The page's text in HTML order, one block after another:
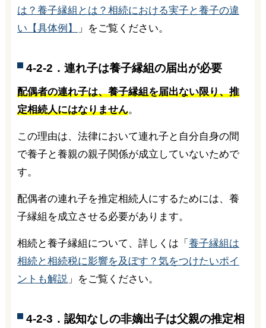
は？養子縁組とは？相続における実子と養子の違
い【具体例】
」をご覧ください。
4-2-2．連れ子は養子縁組の届出が必要
配偶者の連れ子は、養子縁組を届出ない限り、推
定相続人にはなりません。
この理由は、法律において連れ子と自分自身の間
で養子と養親の親子関係が成立していないためで
す。
配偶者の連れ子を推定相続人にするためには、養
子縁組を成立させる必要があります。
相続と養子縁組について、詳しくは「 養子縁組は
相続と相続税に影響を及ぼす？気をつけたいポイ
ントも解説 」をご覧ください。
4-2-3．認知なしの非嫡出子は父親の推定相